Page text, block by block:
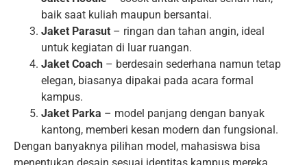
baik saat kuliah maupun bersantai.
Jaket Parasut – ringan dan tahan angin, ideal
untuk kegiatan di luar ruangan.
Jaket Coach – berdesain sederhana namun tetap
elegan, biasanya dipakai pada acara formal
kampus.
Jaket Parka – model panjang dengan banyak
kantong, memberi kesan modern dan fungsional.
Dengan banyaknya pilihan model, mahasiswa bisa
menentukan desain sesuai identitas kampus mereka.